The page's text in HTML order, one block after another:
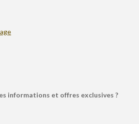
informations et offres exclusives ?